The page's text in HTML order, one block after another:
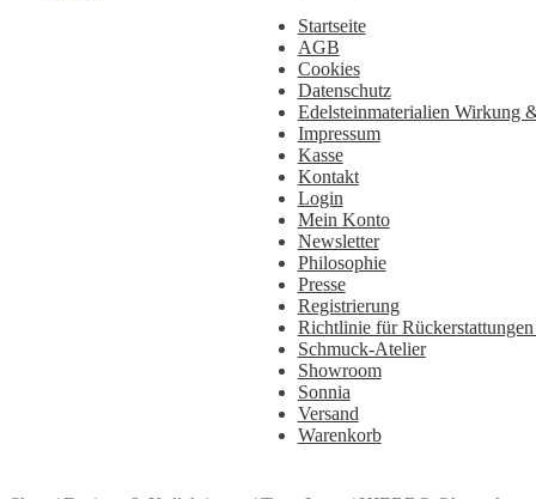
Startseite
AGB
Cookies
Datenschutz
Edelsteinmaterialien Wirkung
Impressum
Kasse
Kontakt
Login
Mein Konto
Newsletter
Philosophie
Presse
Registrierung
Richtlinie für
Schmuck-Atelier
Showroom
Sonnia
Versand
Warenkorb